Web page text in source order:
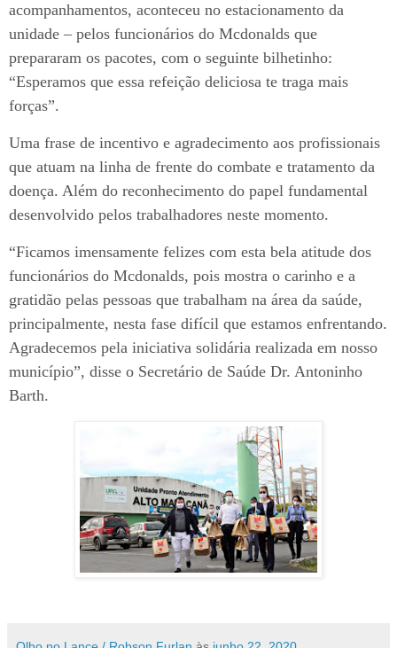
acompanhamentos, aconteceu no estacionamento da
unidade – pelos funcionários do Mcdonalds que
prepararam os pacotes, com o seguinte bilhetinho:
“Esperamos que essa refeição deliciosa te traga mais
forças”.
Uma frase de incentivo e agradecimento aos profissionais
que atuam na linha de frente do combate e tratamento da
doença. Além do reconhecimento do papel fundamental
desenvolvido pelos trabalhadores neste momento.
“Ficamos imensamente felizes com esta bela atitude dos
funcionários do Mcdonalds, pois mostra o carinho e a
gratidão pelas pessoas que trabalham na área da saúde,
principalmente, nesta fase difícil que estamos enfrentando.
Agradecemos pela iniciativa solidária realizada em nosso
município”, disse o Secretário de Saúde Dr. Antoninho
Barth.